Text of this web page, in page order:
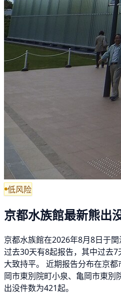
低风险
京都水族館最新熊出
京都水族館在2026年8月8日于関
过去30天有8起报告，其中过去
大致持平。 近期报告分布在京
岡市東別院町小泉、亀岡市東別
出没件数为421起。